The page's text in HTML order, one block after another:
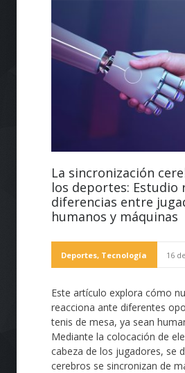
La sincronización
los deportes: Estudio
diferencias entre
humanos y máquinas
Deportes, Tecnología 16
Este artículo explora cómo
reacciona ante diferentes
tenis de mesa, ya sean
Mediante la colocación de
cabeza de los jugadores, se
cerebros se sincronizan de